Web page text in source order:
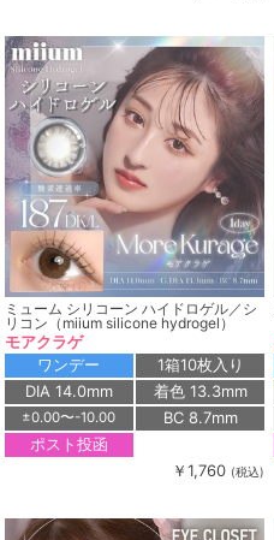
ミューム シリコーン ハイドロゲル／シ
リコン（miium silicone hydrogel）
モアクラゲ
ワンデー
1箱10枚入り
DIA 14.0mm
着色 13.3mm
±0.00〜-10.00
BC 8.7mm
ポスト投函
￥1,760 (税込)